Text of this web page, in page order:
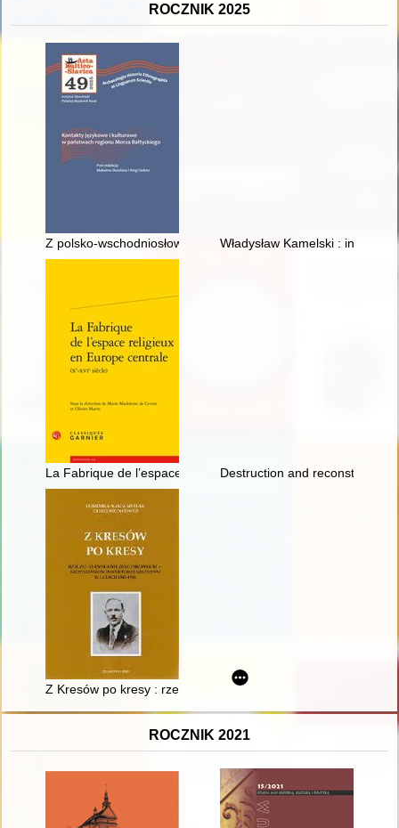
ROCZNIK 2025
Z polsko-wschodniosłowiańskich kontaktów językowych :
Władysław Kamelski :
La Fabrique de l’espace religieux (Xe - XVIe siècle)
Destruction and reconstruction
Z Kresów po kresy : rzecz o Stanisławie Żenczykowskim -
ROCZNIK 2021